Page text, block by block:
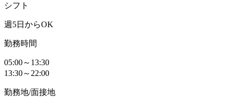
シフト
週5日からOK
勤務時間
05:00～13:30
13:30～22:00
勤務地/面接地